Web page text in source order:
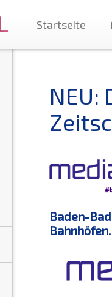
Startseite
NEU:
Baden-